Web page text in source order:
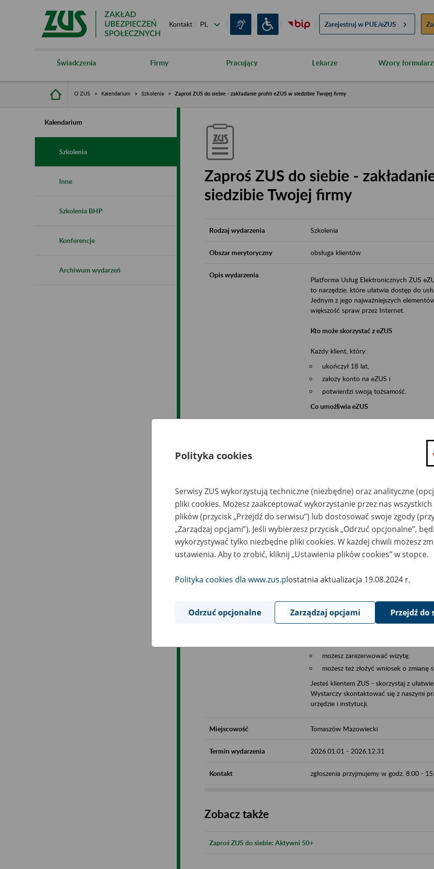
Kontakt Zarejestruj w PUE/eZUS
Świadczenia Firmy Pracujący Lekarze Wzory
O ZUS Kalendarium Szkolenia Zaproś ZUS do siebie - zakładanie profili eZUS w siedzibie Twojej firmy
Kalendarium
Szkolenia
Inne
Szkolenia BHP
Konferencje
Archiwum wydarzeń
Zaproś ZUS do siebie -
siedzibie Twojej firmy
Rodzaj wydarzenia Szkolenia
Obszar merytoryczny obsługa klientów
Opis wydarzenia
Platforma Usług Elektronicznych ZUS
to narzędzie, które ułatwia dostęp do
Jednym z jego najważniejszych
większość spraw przez Internet.
Kto może skorzystać z eZUS
Każdy klient, który:
ukończył 18 lat,
założy konto na eZUS i
potwierdzi swoją tożsamość.
Co umożliwia eZUS
wgląd do danych zgromadzonych w
składanie wniosków i otrzymywanie
zadawanie pytań i otrzymywanie
Jeśli jesteś osobą ubezpieczoną (np.
możesz sprawdzić swoje dane
masz dostęp do informacji o stanie
masz dostęp do informacji o
Jeśli jesteś płatnikiem składek (np.
możesz skorzystać z aplikacji
ubezpieczeń, wypełnisz i
ZUS,
możesz złożyć wniosek o wydanie
masz dostęp do zwolnień lekarskich
Jeśli jesteś świadczeniobiorcą
masz dostęp m.in. do formularza
do formularza PIT 40A, czyli
możesz zarezerwować wizytę,
możesz też złożyć wniosek o zmianę
Jesteś klientem ZUS - skorzystaj z
Wystarczy skontaktować się z naszymi
urzędzie i instytucji.
Miejscowość Tomaszów Mazowiecki
Termin wydarzenia 2026.01.01 - 2026.12.31
Kontakt zgłoszenia przyjmujemy w godz. 8:00 -
Zobacz także
Zaproś ZUS do siebie: Aktywni 50+
Polityka cookies
Serwisy ZUS wykorzystują techniczne (niezbędne) oraz analityczne
pliki cookies. Możesz zaakceptować wykorzystanie przez nas
plików (przycisk „Przejdź do serwisu”) lub dostosować swoje zgody
„Zarządzaj opcjami”). Jeśli wybierzesz przycisk „Odrzuć opcjonalne”,
wykorzystywać tylko niezbędne pliki cookies. W każdej chwili możesz
ustawienia. Aby to zrobić, kliknij „Ustawienia plików cookies” w stopce.
Polityka cookies dla www.zus.plostatnia aktualizacja 19.08.2024 r.
Odrzuć opcjonalne Zarządzaj opcjami Przejdź do